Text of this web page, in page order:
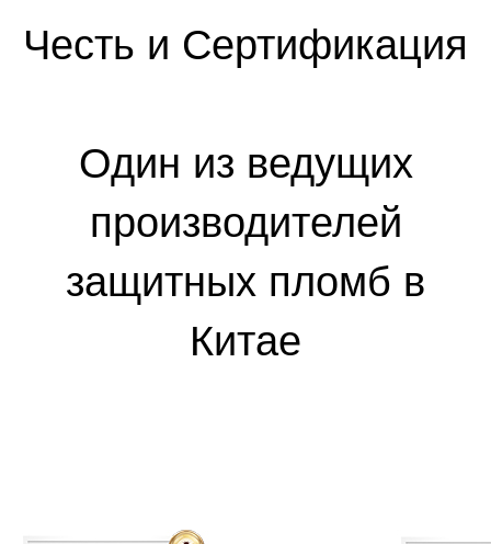
Честь и Сертификация
Один из ведущих
производителей
защитных пломб в
Китае